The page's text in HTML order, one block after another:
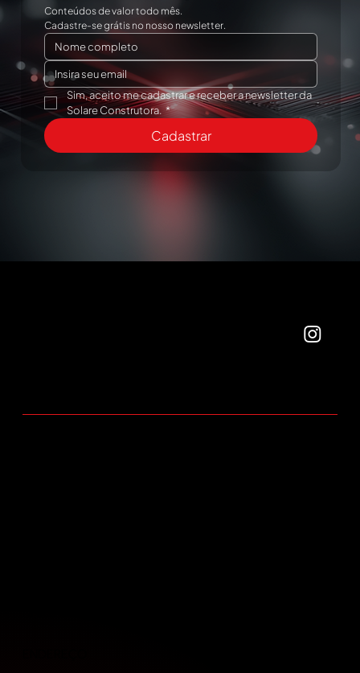
Conteúdos de valor todo mês.
Cadastre-se grátis no nosso newsletter.
Sim, aceito me cadastrar e receber a newsletter da
Solare Construtora. *
Cadastrar